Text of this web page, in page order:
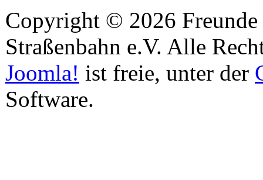
Copyright © 2026
Straßenbahn e.V. Alle
Joomla! ist freie, unter der
Software.